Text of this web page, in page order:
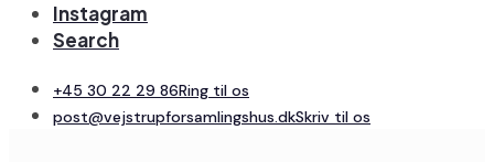
Instagram
Search
+45 30 22 29 86Ring til os
post@vejstrupforsamlingshus.dkSkriv til os